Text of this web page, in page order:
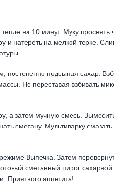
на 10 минут. Муку просеять
и натереть на мелкой терке.
постепенно подсыпая сахар.
Не переставая взбивать
а затем мучную смесь.
сметану. Мультиварку
Выпечка. Затем
сметанный пирог сахарной
Приятного аппетита!